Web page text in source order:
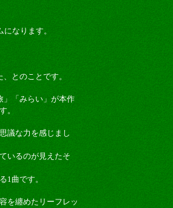
なります。
とのことです。
」「みらい」が本作
。
議な力を感じまし
いるのが見えたそ
1曲です。
を纏めたリーフレッ